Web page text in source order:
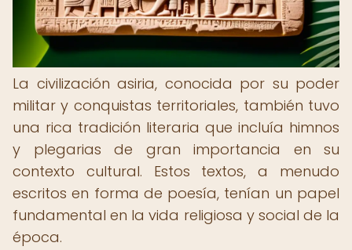
La civilización asiria, conocida por su poder
militar y conquistas territoriales, también tuvo
una rica tradición literaria que incluía himnos
y plegarias de gran importancia en su
contexto cultural. Estos textos, a menudo
escritos en forma de poesía, tenían un papel
fundamental en la vida religiosa y social de la
época.